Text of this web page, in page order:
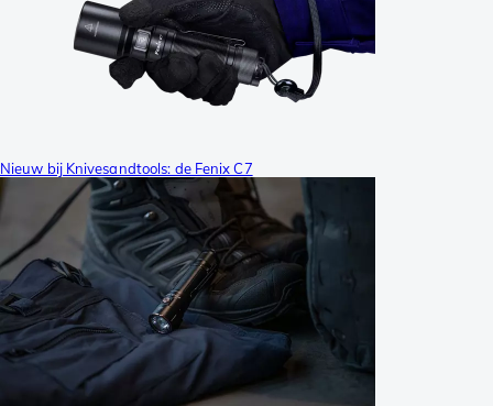
Nieuw bij Knivesandtools: de Fenix C7